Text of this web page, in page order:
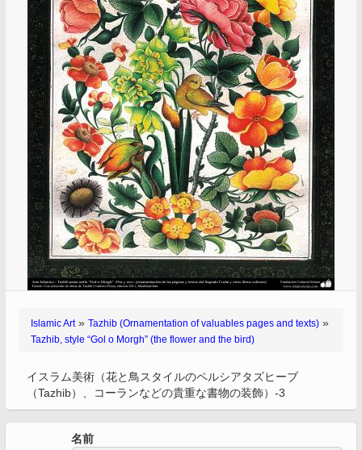
Islamic Art» Tazhib (Ornamentation of valuables pages and texts) »
Tazhib, style “Gol o Morgh” (the flower and the bird)
イスラム美術（花と鳥スタイルのペルシアタズヒーブ
（Tazhib）、コーランなどの貴重な書物の装飾）-3
名前